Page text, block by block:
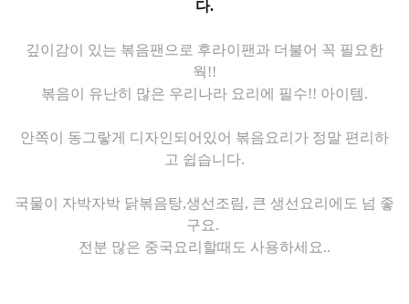
다.
깊이감이 있는 볶음팬으로 후라이팬과 더불어 꼭 필요한
웍!!
볶음이 유난히 많은 우리나라 요리에 필수!! 아이템.
안쪽이 동그랗게 디자인되어있어 볶음요리가 정말 편리하
고 쉽습니다.
국물이 자박자박 닭볶음탕,생선조림, 큰 생선요리에도 넘 좋
구요.
전분 많은 중국요리할때도 사용하세 요..